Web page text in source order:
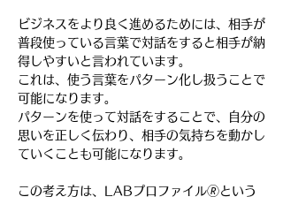
ビジネスをより良く進めるためには、相手が
普段使っている言葉で対話をすると相手が納
得しやすいと言われています。
これは、使う言葉をパターン化し扱うことで
可能になります。
パターンを使って対話をすることで、自分の
思いを正しく伝わり、相手の気持ちを動かし
ていくことも可能になります。
この考え方は、LABプロファイル🄬という